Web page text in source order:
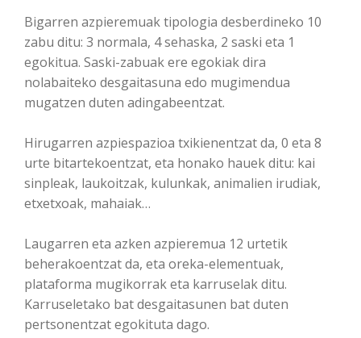
Bigarren azpieremuak tipologia desberdineko 10
zabu ditu: 3 normala, 4 sehaska, 2 saski eta 1
egokitua. Saski-zabuak ere egokiak dira
nolabaiteko desgaitasuna edo mugimendua
mugatzen duten adingabeentzat.
Hirugarren azpiespazioa txikienentzat da, 0 eta 8
urte bitartekoentzat, eta honako hauek ditu: kai
sinpleak, laukoitzak, kulunkak, animalien irudiak,
etxetxoak, mahaiak…
Laugarren eta azken azpieremua 12 urtetik
beherakoentzat da, eta oreka-elementuak,
plataforma mugikorrak eta karruselak ditu.
Karruseletako bat desgaitasunen bat duten
pertsonentzat egokituta dago.